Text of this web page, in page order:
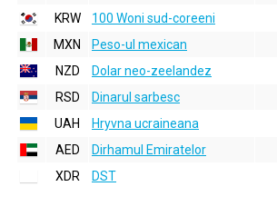
KRW
100 Woni sud-coreeni
MXN
Peso-ul mexican
NZD
Dolar neo-zeelandez
RSD
Dinarul sarbesc
UAH
Hryvna ucraineana
AED
Dirhamul Emiratelor
XDR
DST